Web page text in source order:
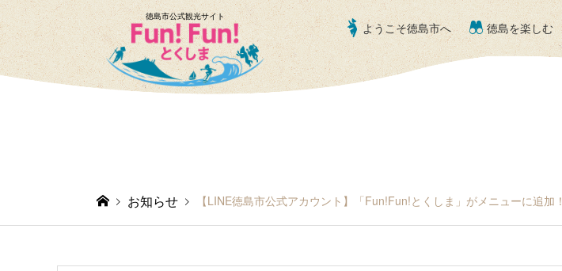
徳島市公式観光サイト
ようこそ徳島市へ 徳島を楽しむ
お知らせ 【LINE徳島市公式アカウント】「Fun!Fun!とくしま」がメニューに追加！